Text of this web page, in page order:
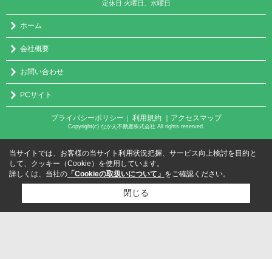
定休日:火曜日、水曜日
ホーム
会社概要
お問い合わせ
PCサイト
プライバシーポリシー ｜ 利用規約 ｜アクセスマップ
Copyright(c) なかえ不動産株式会社 All rights reserved.
当サイトでは、お客様の当サイト利用状況把握、サービス向上検討を目的と
して、クッキー（Cookie）を使用しています。
詳しくは、当社の 「Cookieの取扱いについて」 をご確認ください。
閉じる